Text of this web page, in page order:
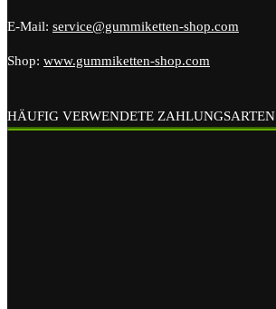
E-Mail: service@gummiketten-shop.com
Shop: www.gummiketten-shop.com
HÄUFIG VERWENDETE ZAHLUNGSARTEN